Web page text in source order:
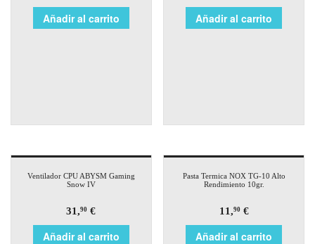
Añadir al carrito Añadir al carrito
Ventilador CPU ABYSM Gaming
Snow IV
31,90 €
Añadir al carrito
Pasta Termica NOX TG-10 Alto
Rendimiento 10gr.
11,90€
Añadir al carrito